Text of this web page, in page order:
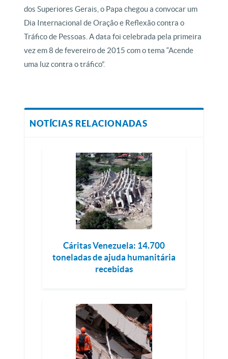
dos Superiores Gerais, o Papa chegou a convocar um
Dia Internacional de Oração e Reflexão contra o
Tráfico de Pessoas. A data foi celebrada pela primeira
vez em 8 de fevereiro de 2015 com o tema “Acende
uma luz contra o tráfico”.
NOTÍCIAS RELACIONADAS
Cáritas Venezuela: 14.700
toneladas de ajuda humanitária
recebidas